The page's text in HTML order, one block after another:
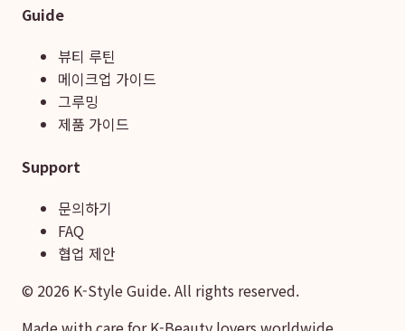
Guide
뷰티 루틴
메이크업 가이드
그루밍
제품 가이드
Support
문의하기
FAQ
협업 제안
© 2026 K-Style Guide. All rights reserved.